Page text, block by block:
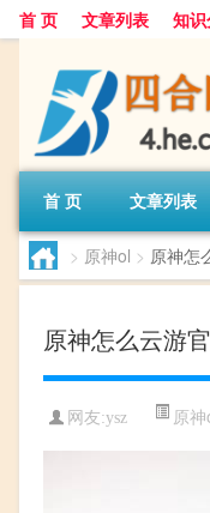
首 页 文章列表 知
首 页 文章列表
> 原神ol > 原神怎
原神怎么云游
网友:ysz 原